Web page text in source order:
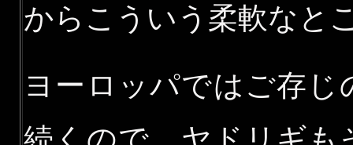
からこういう柔軟なと
ヨーロッパではご存